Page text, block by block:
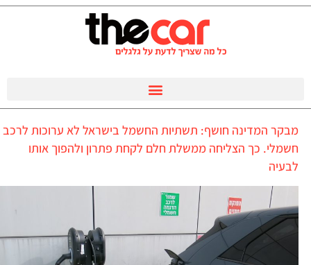
מבקר המדינה חושף: תשתיות החשמל בישראל לא ערוכות לרכב
חשמלי. כך הצליחה ממשלת חלם לקחת פתרון ולהפוך אותו
לבעיה